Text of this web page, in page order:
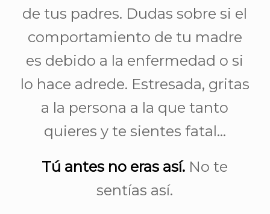
de tus padres. Dudas sobre si el
comportamiento de tu madre
es debido a la enfermedad o si
lo hace adrede. Estresada, gritas
a la persona a la que tanto
quieres y te sientes fatal…
Tú antes no eras así. No te
sentías así.